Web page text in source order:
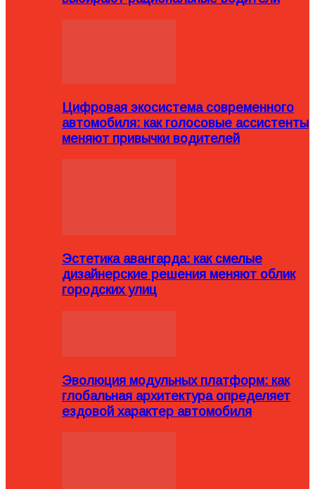
Цифровая экосистема современного
автомобиля: как голосовые ассистенты
меняют привычки водителей
Эстетика авангарда: как смелые
дизайнерские решения меняют облик
городских улиц
Эволюция модульных платформ: как
глобальная архитектура определяет
ездовой характер автомобиля